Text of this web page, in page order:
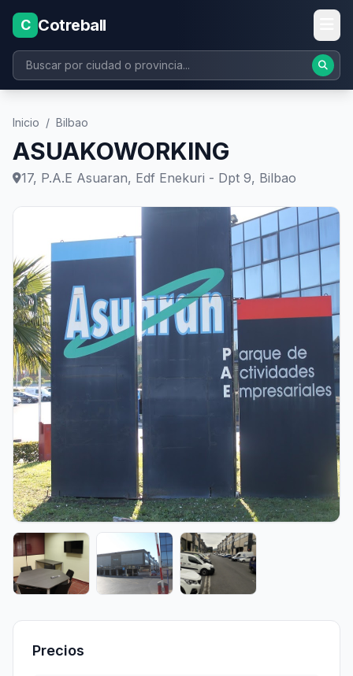
C Cotreball
Inicio / Bilbao
ASUAKOWORKING
17, P.A.E Asuaran, Edf Enekuri - Dpt 9, Bilbao
Precios